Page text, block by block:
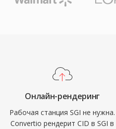
Онлайн-рендеринг
Рабочая станция SGI не нужна.
Convertio рендерит CID в SGI в